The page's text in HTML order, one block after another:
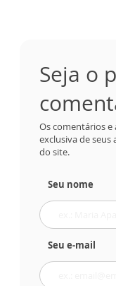
Seja o
Os comentários e
exclusiva de
do site.
Seu nome
Seu e-mail